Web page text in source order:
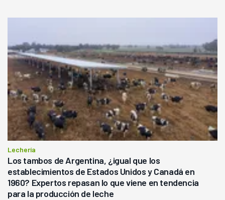
Lechería
Los tambos de Argentina, ¿igual que los
establecimientos de Estados Unidos y Canadá en
1960? Expertos repasan lo que viene en tendencia
para la producción de leche